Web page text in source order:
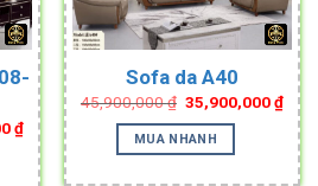
₫Current
price
is:
47,500,000 ₫.
Sofa da A40
45,900,000₫ Original
price
was:
45,900,000 ₫.
35,900,000₫
price
is:
MUA NHANH